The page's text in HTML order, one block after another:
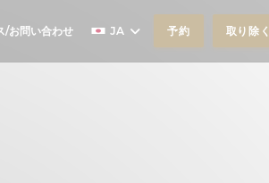
ィンドウで開きます))
/お問い合わせ JA 予約 取り除く